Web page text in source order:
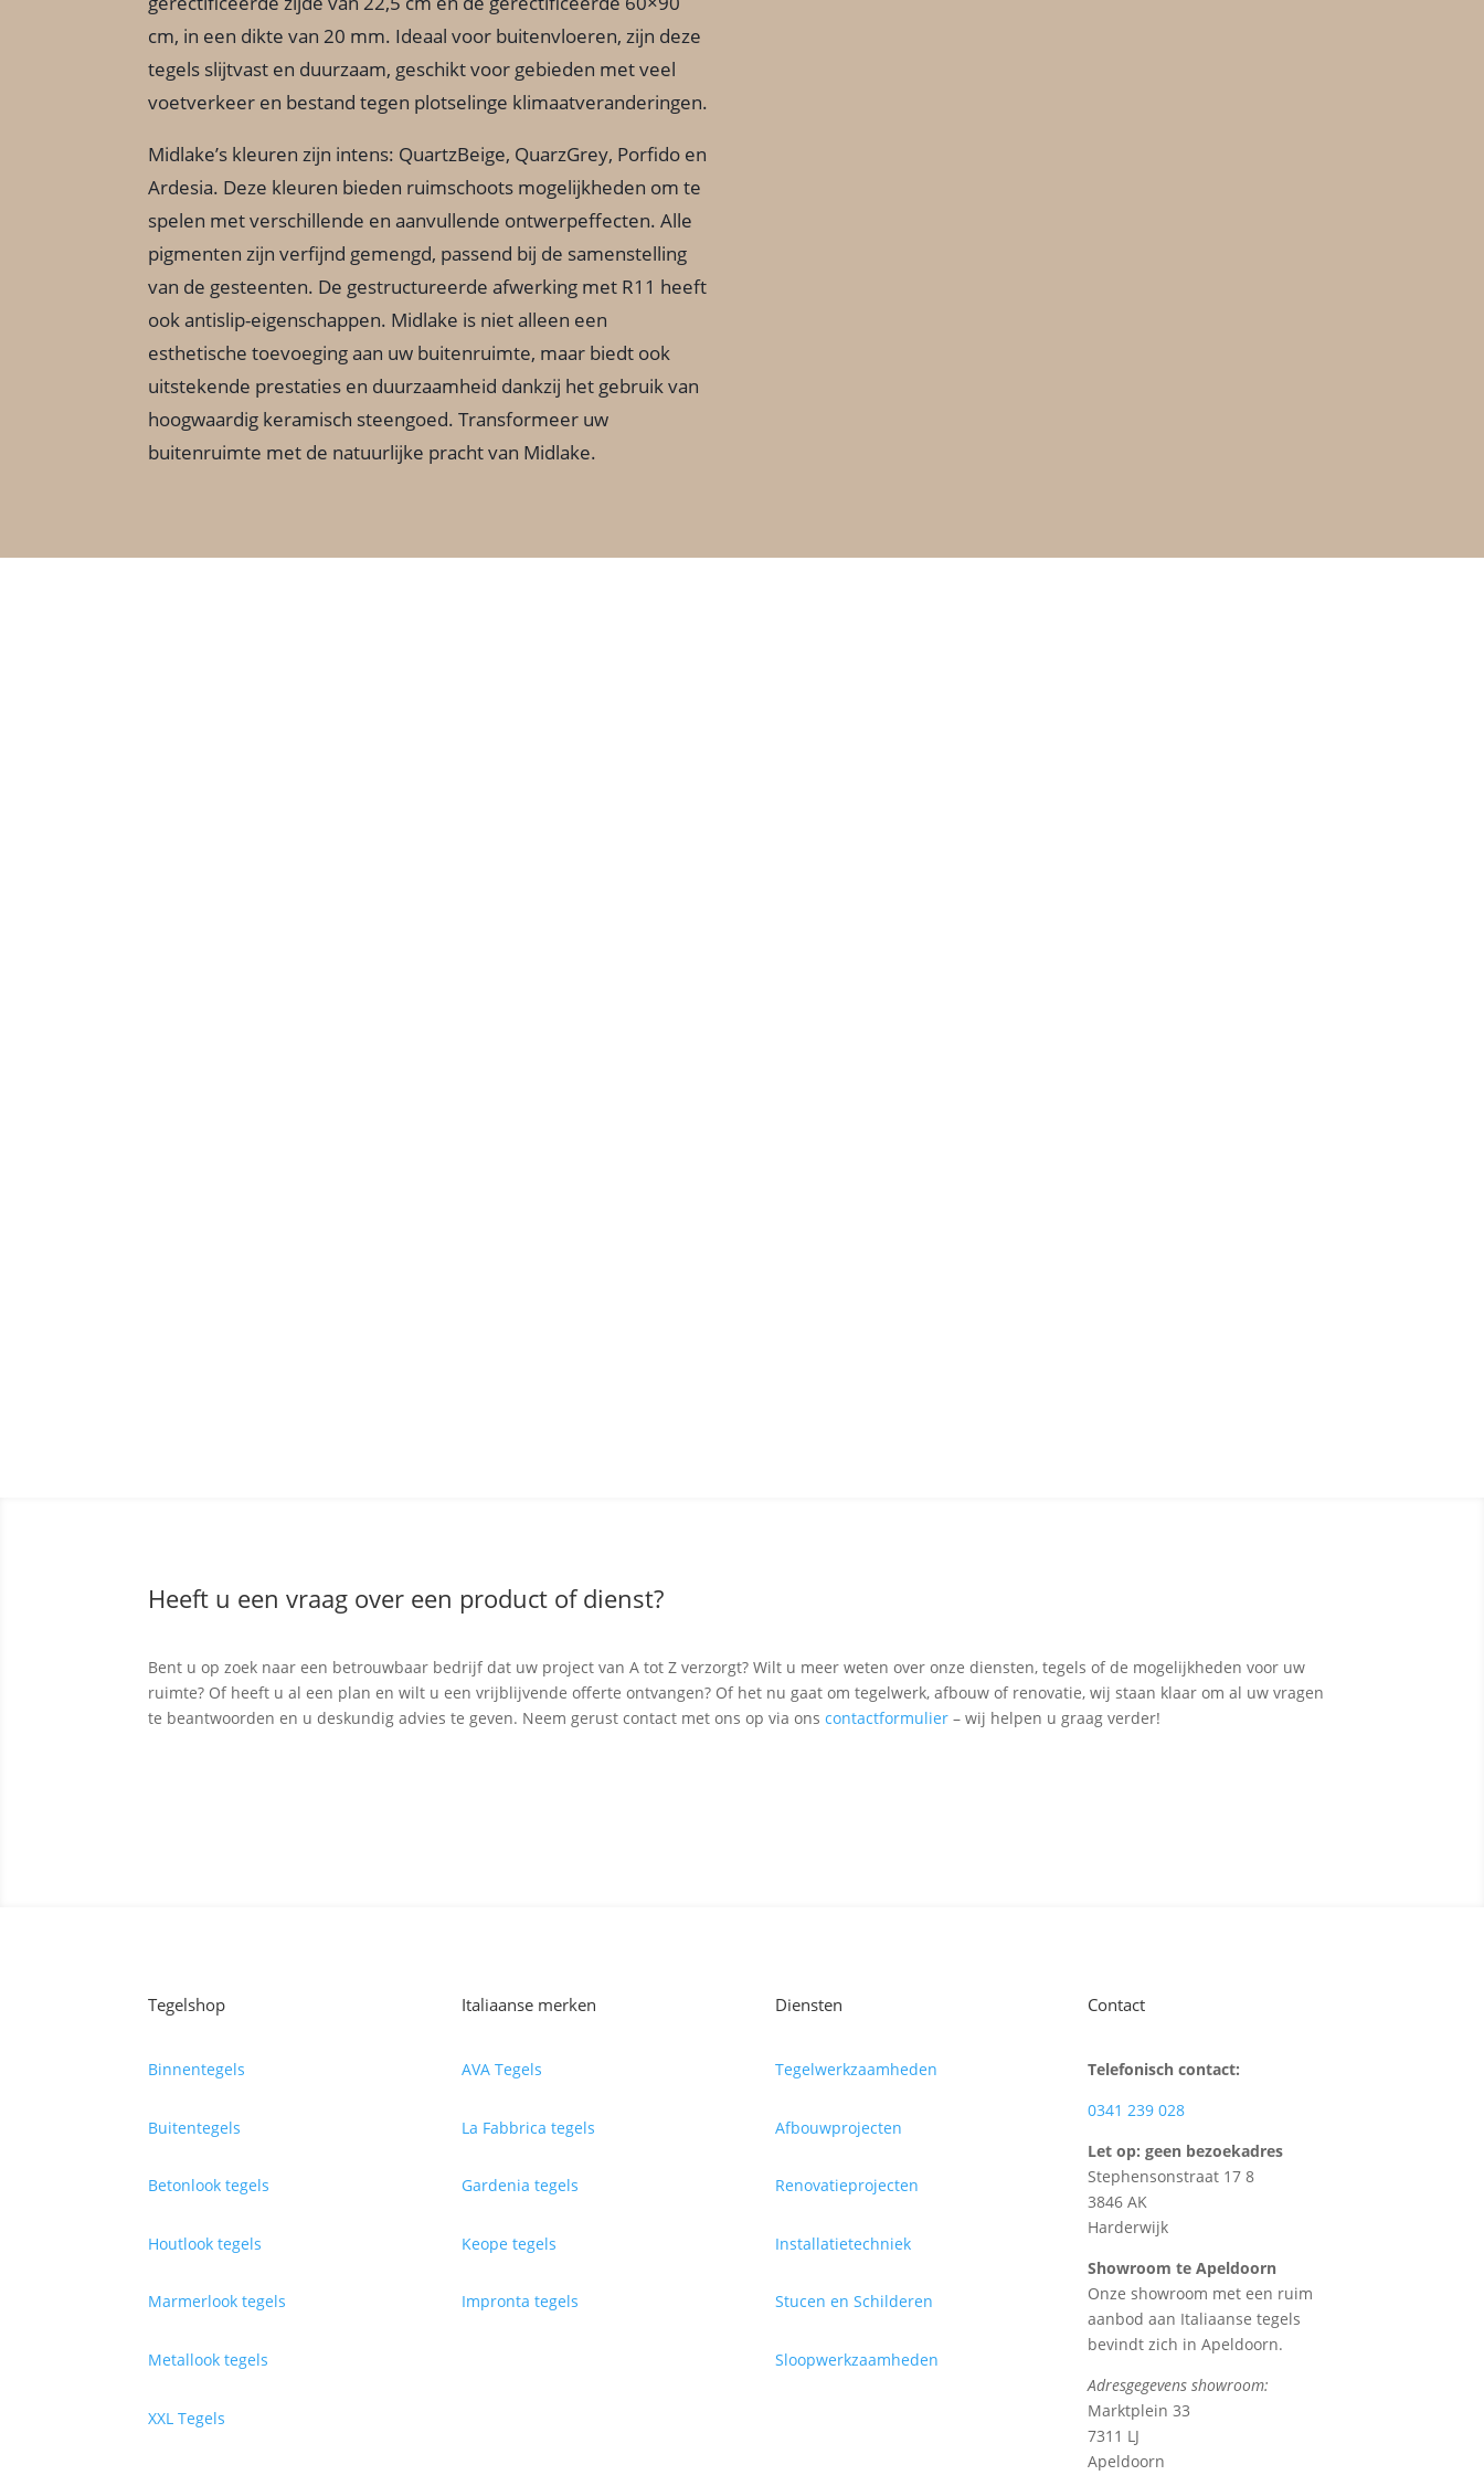
cm, in een dikte van 20 mm. Ideaal voor buitenvloeren, zijn deze
tegels slijtvast en duurzaam, geschikt voor gebieden met veel
voetverkeer en bestand tegen plotselinge klimaatveranderingen.
Midlake’s kleuren zijn intens: QuartzBeige, QuarzGrey, Porfido en
Ardesia. Deze kleuren bieden ruimschoots mogelijkheden om te
spelen met verschillende en aanvullende ontwerpeffecten. Alle
pigmenten zijn verfijnd gemengd, passend bij de samenstelling
van de gesteenten. De gestructureerde afwerking met R11 heeft
ook antislip-eigenschappen. Midlake is niet alleen een
esthetische toevoeging aan uw buitenruimte, maar biedt ook
uitstekende prestaties en duurzaamheid dankzij het gebruik van
hoogwaardig keramisch steengoed. Transformeer uw
buitenruimte met de natuurlijke pracht van Midlake.
Heeft u een vraag over een product of dienst?
Bent u op zoek naar een betrouwbaar bedrijf dat uw project van A tot Z verzorgt? Wilt u meer weten over onze diensten, tegels of de mogelijkheden voor uw
ruimte? Of heeft u al een plan en wilt u een vrijblijvende offerte ontvangen? Of het nu gaat om tegelwerk, afbouw of renovatie, wij staan klaar om al uw vragen
te beantwoorden en u deskundig advies te geven. Neem gerust contact met ons op via onscontactformulier – wij helpen u graag verder!
Tegelshop
Binnentegels
Buitentegels
Betonlook tegels
Houtlook tegels
Marmerlook tegels
Metallook tegels
XXL Tegels
Italiaanse merken
AVA Tegels
La Fabbrica tegels
Gardenia tegels
Keope tegels
Impronta tegels
Diensten
Tegelwerkzaamheden
Afbouwprojecten
Renovatieprojecten
Installatietechniek
Stucen en Schilderen
Sloopwerkzaamheden
Contact
Telefonisch contact:
0341 239 028
Let op: geen bezoekadres
Stephensonstraat 17 8
3846 AK
Harderwijk
Showroom te Apeldoorn
Onze showroom met een ruim
aanbod aan Italiaanse tegels
bevindt zich in Apeldoorn.
Adresgegevens showroom:
Marktplein 33
7311 LJ
Apeldoorn